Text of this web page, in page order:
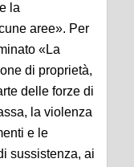
la
aree». Per
«La
di proprietà,
delle forze di
la violenza
e le
sussistenza, ai